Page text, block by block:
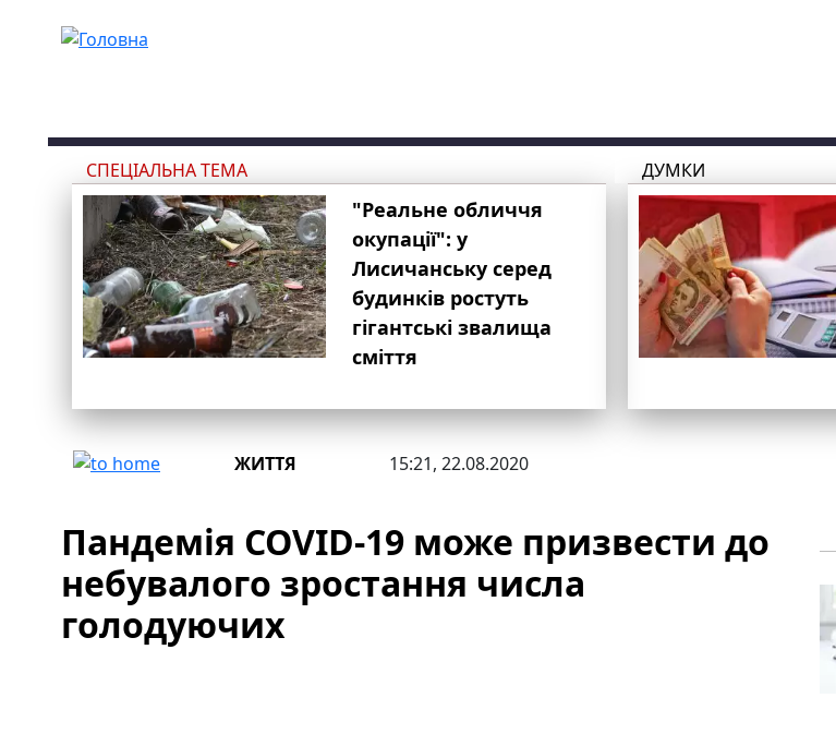
СПЕЦІАЛЬНА ТЕМА
"Реальне обличчя
окупації": у
Лисичанську серед
будинків ростуть
гігантські звалища
сміття
ДУМКИ
ЖИТТЯ 15:21, 22.08.2020
Пандемія COVID-19 може призвести до
небувалого зростання числа
голодуючих